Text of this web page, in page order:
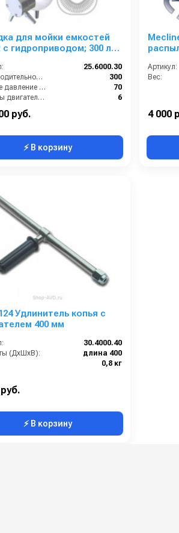
для мойки емкостей
с гидроприводом; 300 л/
25.6000.30
Производительность (л/мин):
300
Рабочее давление (бар):
70
Обороты двигателя (об/мин):
6
руб.
⚡ В корзину
Weep
Артикул:
Вес:
4 000
Удлинитель копья с
400 мм
30.4000.40
(ДхШхВ):
длина 400
0,8 кг
⚡ В корзину